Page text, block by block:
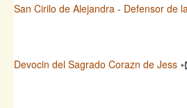
San Cirilo de Alejandra - Defensor de
Devocin del Sagrado Corazn de Jess